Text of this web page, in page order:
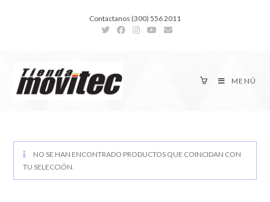
Contactanos (300) 556 2011
MENÚ
NO SE HAN ENCONTRADO PRODUCTOS QUE COINCIDAN CON
TU SELECCIÓN.